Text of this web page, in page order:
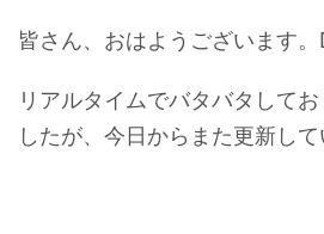
皆さん、おはようございます。
リアルタイムでバタバタして
したが、今日からまた更新して